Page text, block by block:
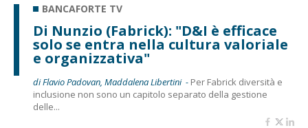
BANCAFORTE TV
Di Nunzio (Fabrick): "D&I è efficace
solo se entra nella cultura valoriale
e organizzativa"
di Flavio Padovan, Maddalena Libertini - Per Fabrick diversità e
inclusione non sono un capitolo separato della gestione
delle...